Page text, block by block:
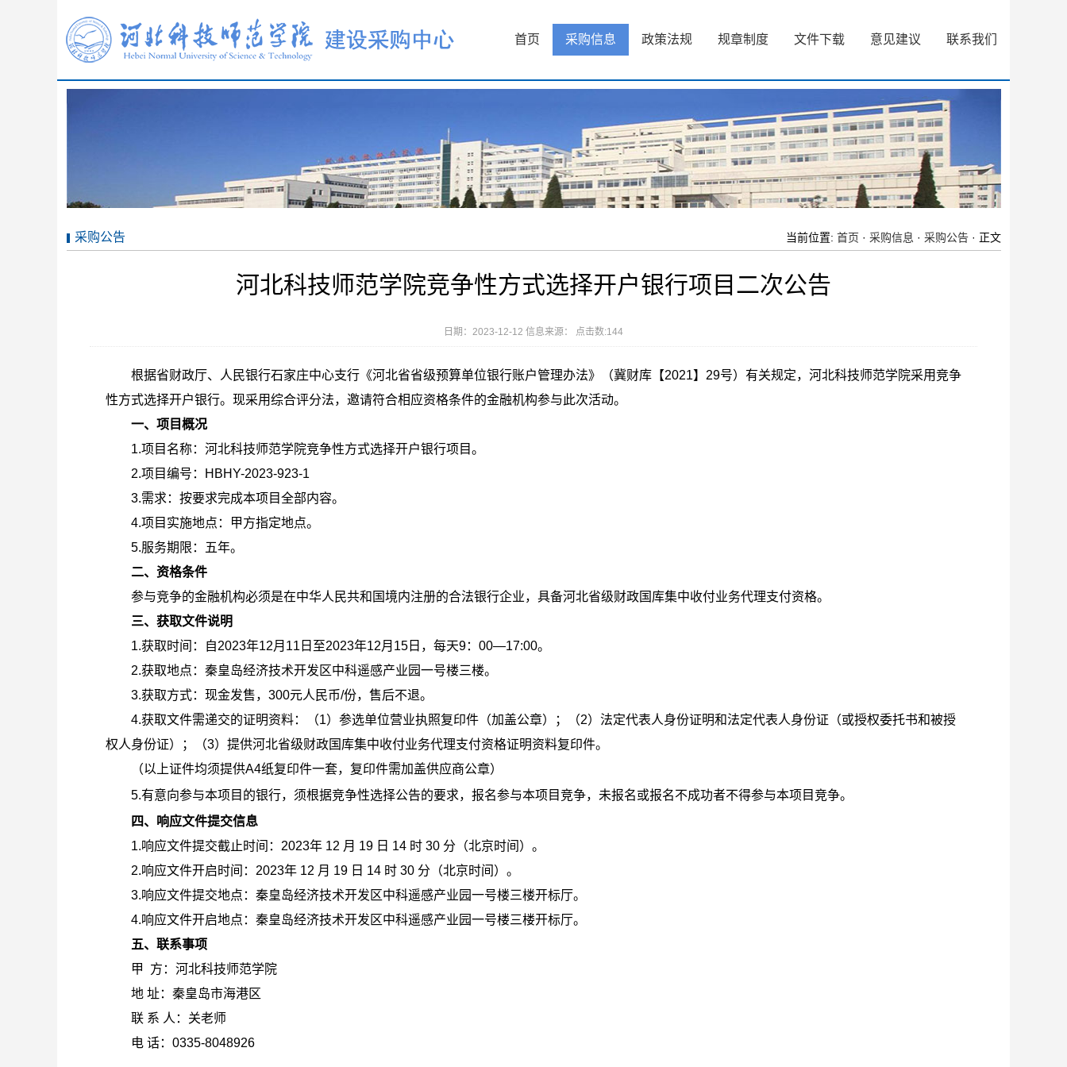
首页 采购信息 政策法规 规章制度 文件下载 意见建议 联系我们
采购公告 当前位置: 首页 · 采购信息 · 采购公告· 正文
河北科技师范学院竞争性方式选择开户银行项目二次公告
日期：2023-12-12 信息来源： 点击数:144
根据省财政厅、人民银行石家庄中心支行《河北省省级预算单位银行账户管理办法》（冀财库【2021】29号）有关规定，河北科技师范学院采用竞争
性方式选择开户银行。现采用综合评分法，邀请符合相应资格条件的金融机构参与此次活动。
一、项目概况
1.项目名称：河北科技师范学院竞争性方式选择开户银行项目。
2.项目编号：HBHY-2023-923-1
3.需求：按要求完成本项目全部内容。
4.项目实施地点：甲方指定地点。
5.服务期限：五年。
二、资格条件
参与竞争的金融机构必须是在中华人民共和国境内注册的合法银行企业，具备河北省级财政国库集中收付业务代理支付资格。
三、获取文件说明
1.获取时间：自2023年12月11日至2023年12月15日，每天9：00—17:00。
2.获取地点：秦皇岛经济技术开发区中科遥感产业园一号楼三楼。
3.获取方式：现金发售，300元人民币/份，售后不退。
4.获取文件需递交的证明资料：（1）参选单位营业执照复印件（加盖公章）； （2） 法定代表人身份证明和法定代表人身份证（或授权委托书和被授
权人身份证）；（3）提供河北省级财政国库集中收付业务代理支付资格证明资料复印件。
（以上证件均须提供A4纸复印件一套，复印件需加盖供应商公章）
5.有意向参与本项目的银行，须根据竞争性选择公告的要求，报名参与本项目竞争，未报名或报名不成功者不得参与本项目竞争。
四、响应文件提交信息
1.响应文件提交截止时间： 2023年 12 月 19 日 14 时 30 分 （北京时间）。
2.响应文件开启时间： 2023年 12 月 19 日 14 时 30 分 （北京时间）。
3.响应文件提交地点：秦皇岛经济技术开发区中科遥感产业园一号楼三楼开标厅。
4.响应文件开启地点：秦皇岛经济技术开发区中科遥感产业园一号楼三楼开标厅。
五、联系事项
甲 方：河北科技师范学院
地 址：秦皇岛市海港区
联 系 人：关老师
电 话：0335-8048926